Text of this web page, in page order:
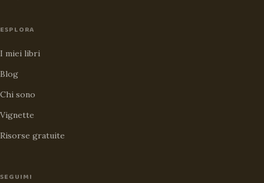
ESPLORA
I miei libri
Blog
Chi sono
Vignette
Risorse gratuite
SEGUIMI